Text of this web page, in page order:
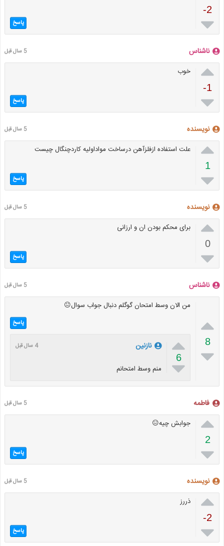
-2
 پاسخ
ناشناس 5 سال قبل

-1

خوب
پاسخ
نویسنده 5 سال قبل

1

علت استفاده ازفلزآهن درساخت مواداولیه کاردچنگال چیست
پاسخ
نویسنده 5 سال قبل

0

برای محکم بودن ان و ارزانی
پاسخ
ناشناس 5 سال قبل

8

من الان وسط امتحان گوگلم دنبال جواب سوال😐
پاسخ

6

نازنین 4 سال قبل
منم وسط امتحانم
فاطمه 5 سال قبل

2

جوابش چیه😑
پاسخ
نویسنده 5 سال قبل

-2

ذررز
پاسخ